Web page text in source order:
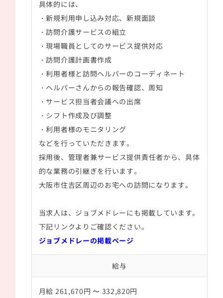
具体的には、
・新規利用申し込み対応、新規面談
・訪問介護サービスの組立
・現場職員としてのサービス提供対応
・訪問介護計画書作成
・利用者様と訪問ヘルパーのコーディネート
・ヘルパーさんからの報告確認、周知
・サービス担当者会議への出席
・シフト作成及び調整
・利用者様のモニタリング
などを行っていただきます。
採用後、管理者兼サービス提供責任者から、具体
的な業務の引継ぎを行います。
大阪市住吉区周辺のお宅への訪問になります。
当求人は、ジョブメドレーにも掲載しています。
下記リンクよりご確認ください。
ジョブメドレーの掲載ページ
給与
月給 261,670円 〜 332,820円